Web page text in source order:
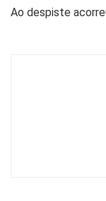
Ao despiste